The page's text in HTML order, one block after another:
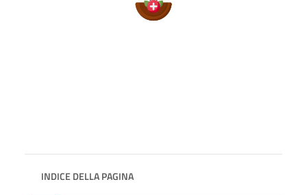
INDICE DELLA PAGINA